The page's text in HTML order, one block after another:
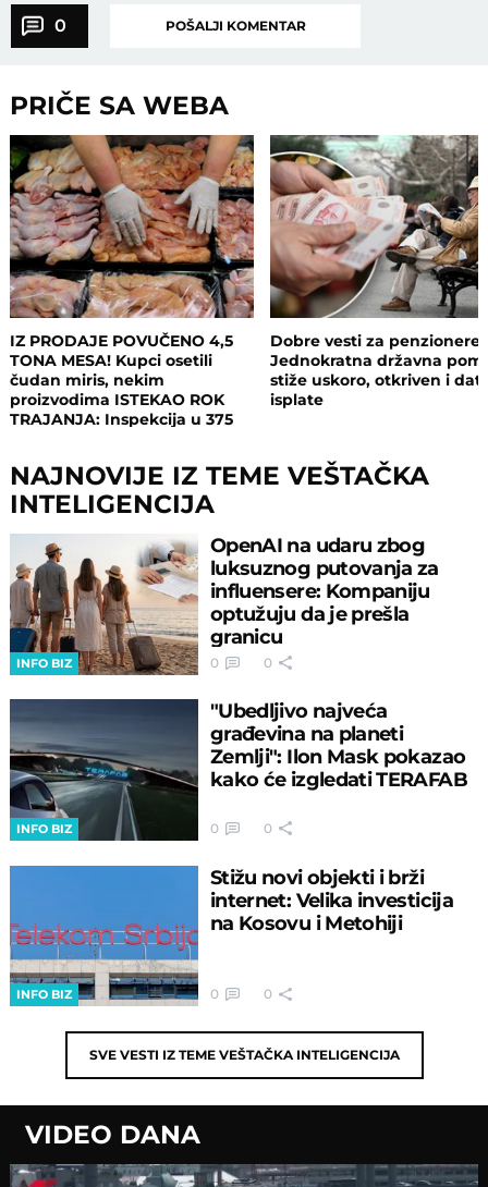
0 POŠALJI KOMENTAR
PRIČE SA WEBA
IZ PRODAJE POVUČENO 4,5
TONA MESA! Kupci osetili
čudan miris, nekim
proizvodima ISTEKAO ROK
TRAJANJA: Inspekcija u 375
Dobre vesti za penzionere:
Jednokratna državna
stiže uskoro, otkriven i
isplate
NAJNOVIJE IZ TEME VEŠTAČKA
INTELIGENCIJA
INFO BIZ
OpenAI na udaru zbog
luksuznog putovanja za
influensere: Kompaniju
optužuju da je prešla
granicu
0 0
INFO BIZ
"Ubedljivo najveća
građevina na planeti
Zemlji": Ilon Mask pokazao
kako će izgledati TERAFAB
0 0
INFO BIZ
Stižu novi objekti i brži
internet: Velika investicija
na Kosovu i Metohiji
0 0
SVE VESTI IZ TEME VEŠTAČKA INTELIGENCIJA
VIDEO DANA